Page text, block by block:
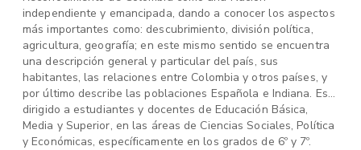
independiente y emancipada, dando a conocer los aspectos
más importantes como: descubrimiento, división política,
agricultura, geografía; en este mismo sentido se encuentra
una descripción general y particular del país, sus
habitantes, las relaciones entre Colombia y otros países, y
por último describe las poblaciones Española e Indiana. Está
dirigido a estudiantes y docentes de Educación Básica,
Media y Superior, en las áreas de Ciencias Sociales, Política
y Económicas, específicamente en los grados de 6º y 7º.